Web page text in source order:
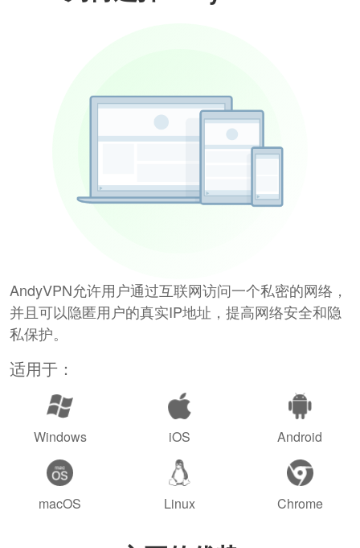
AndyVPN允许用户通过互联网访问一个私密的网络，
并且可以隐匿用户的真实IP地址，提高网络安全和隐
私保护。
适用于：
Windows iOS Android
macOS Linux Chrome